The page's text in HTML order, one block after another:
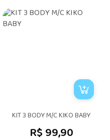
KIT 3 BODY M/C KIKO BABY
R$ 99,90